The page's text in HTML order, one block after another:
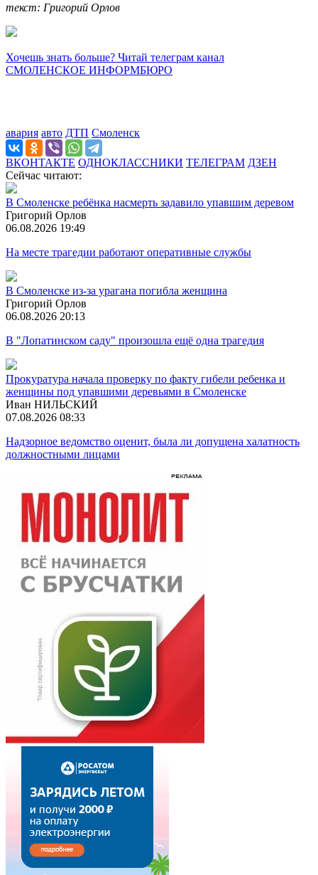
текст: Григорий Орлов
Хочешь знать больше? Читай телеграм канал
СМОЛЕНСКОЕ ИНФОРМБЮРО
авария авто ДТП Смоленск
ВКОНТАКТЕ ОДНОКЛАССНИКИ ТЕЛЕГРАМ ДЗЕН
Сейчас читают:
В Смоленске ребёнка насмерть задавило упавшим деревом
Григорий Орлов
06.08.2026 19:49
На месте трагедии работают оперативные службы
В Смоленске из-за урагана погибла женщина
Григорий Орлов
06.08.2026 20:13
В "Лопатинском саду" произошла ещё одна трагедия
Прокуратура начала проверку по факту гибели ребенка и
женщины под упавшими деревьями в Смоленске
Иван НИЛЬСКИЙ
07.08.2026 08:33
Надзорное ведомство оценит, была ли допущена халатность
должностными лицами